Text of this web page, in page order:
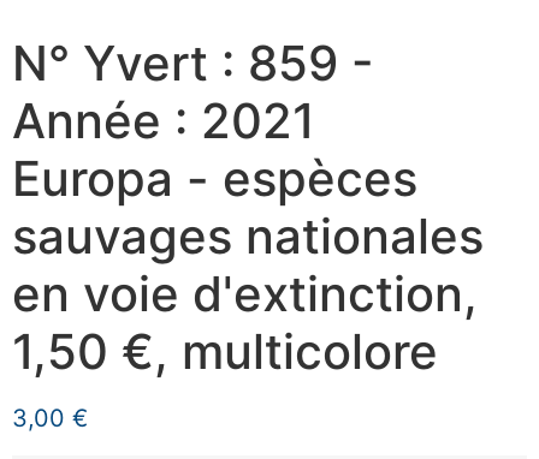
N° Yvert : 859 -
Année : 2021
Europa - espèces
sauvages nationales
en voie d'extinction,
1,50 €, multicolore
3,00 €